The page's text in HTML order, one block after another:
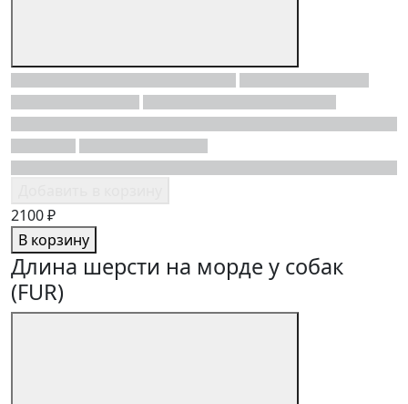
2100 ₽
В корзину
Длина шерсти на морде у собак
(FUR)